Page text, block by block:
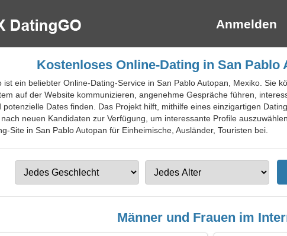
Anmelden
Kostenloses Online-Dating in San Pablo
ist ein beliebter Online-Dating-Service in San Pablo Autopan, Mexiko. Sie
auf der Website kommunizieren, angenehme Gespräche führen,
potenzielle Dates finden. Das Projekt hilft, mithilfe eines einzigartigen
neuen Kandidaten zur Verfügung, um interessante Profile
Site in San Pablo Autopan für Einheimische, Ausländer, Touristen bei.
Männer und Frauen im